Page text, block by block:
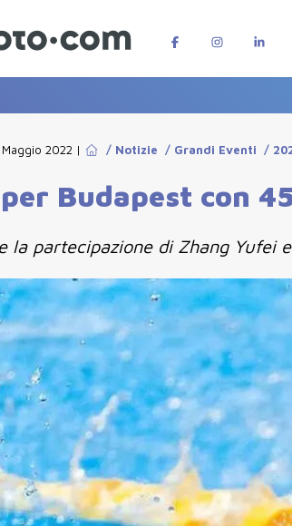
Maggio 2022 | / Notizie / Grandi Eventi /
per Budapest con
la partecipazione di Zhang Yufei